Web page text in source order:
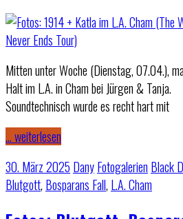
Mitten unter Woche (Dienstag, 07.04.),
Halt im L.A. in Cham bei Jürgen & Tanja.
Soundtechnisch wurde es recht hart mit
… weiterlesen
30. März 2025 DanyFotogalerien Black
Blutgott, Bosparans Fall, L.A. Cham